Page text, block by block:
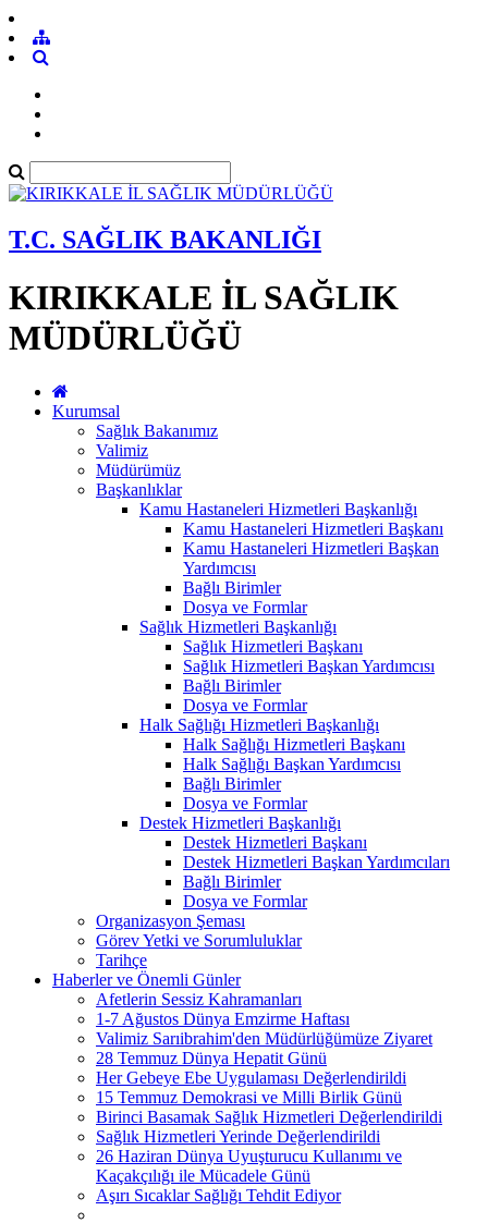
T.C. SAĞLIK BAKANLIĞI
KIRIKKALE İL SAĞLIK
MÜDÜRLÜĞÜ
Kurumsal
Sağlık Bakanımız
Valimiz
Müdürümüz
Başkanlıklar
Kamu Hastaneleri Hizmetleri Başkanlığı
Kamu Hastaneleri Hizmetleri Başkanı
Kamu Hastaneleri Hizmetleri Başkan
Yardımcısı
Bağlı Birimler
Dosya ve Formlar
Sağlık Hizmetleri Başkanlığı
Sağlık Hizmetleri Başkanı
Sağlık Hizmetleri Başkan Yardımcısı
Bağlı Birimler
Dosya ve Formlar
Halk Sağlığı Hizmetleri Başkanlığı
Halk Sağlığı Hizmetleri Başkanı
Halk Sağlığı Başkan Yardımcısı
Bağlı Birimler
Dosya ve Formlar
Destek Hizmetleri Başkanlığı
Destek Hizmetleri Başkanı
Destek Hizmetleri Başkan Yardımcıları
Bağlı Birimler
Dosya ve Formlar
Organizasyon Şeması
Görev Yetki ve Sorumluluklar
Tarihçe
Haberler ve Önemli Günler
Afetlerin Sessiz Kahramanları
1-7 Ağustos Dünya Emzirme Haftası
Valimiz Sarıibrahim'den Müdürlüğümüze Ziyaret
28 Temmuz Dünya Hepatit Günü
Her Gebeye Ebe Uygulaması Değerlendirildi
15 Temmuz Demokrasi ve Milli Birlik Günü
Birinci Basamak Sağlık Hizmetleri Değerlendirildi
Sağlık Hizmetleri Yerinde Değerlendirildi
26 Haziran Dünya Uyuşturucu Kullanımı ve
Kaçakçılığı ile Mücadele Günü
Aşırı Sıcaklar Sağlığı Tehdit Ediyor